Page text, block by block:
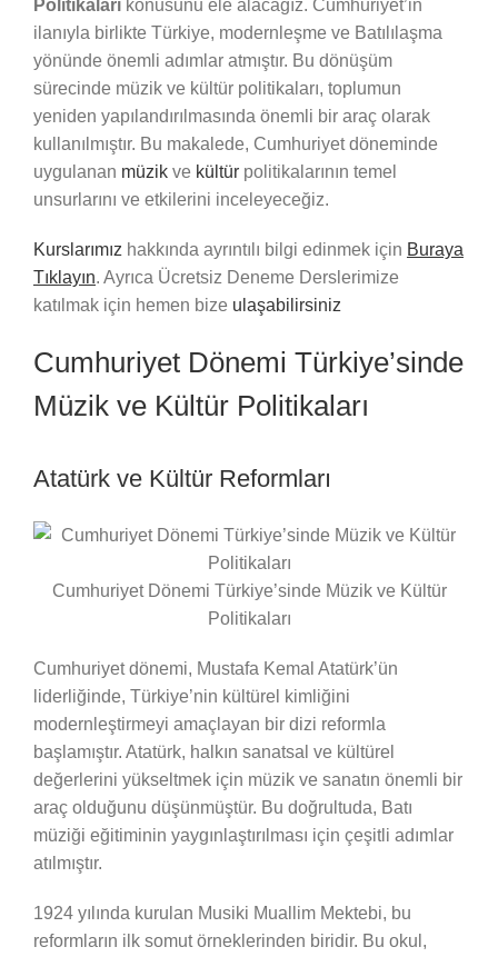
Politikalarıkonusunu ele alacağız. Cumhuriyet’in
ilanıyla birlikte Türkiye, modernleşme ve Batılılaşma
yönünde önemli adımlar atmıştır. Bu dönüşüm
sürecinde müzik ve kültür politikaları, toplumun
yeniden yapılandırılmasında önemli bir araç olarak
kullanılmıştır. Bu makalede, Cumhuriyet döneminde
uygulanan müzikve kültürpolitikalarının temel
unsurlarını ve etkilerini inceleyeceğiz.
Kurslarımız hakkında ayrıntılı bilgi edinmek için Buraya
Tıklayın. Ayrıca Ücretsiz Deneme Derslerimize
katılmak için hemen bize ulaşabilirsiniz
Cumhuriyet Dönemi Türkiye’sinde
Müzik ve Kültür Politikaları
Atatürk ve Kültür Reformları
Cumhuriyet Dönemi Türkiye’sinde Müzik ve Kültür
Politikaları
Cumhuriyet dönemi, Mustafa Kemal Atatürk’ün
liderliğinde, Türkiye’nin kültürel kimliğini
modernleştirmeyi amaçlayan bir dizi reformla
başlamıştır. Atatürk, halkın sanatsal ve kültürel
değerlerini yükseltmek için müzik ve sanatın önemli bir
araç olduğunu düşünmüştür. Bu doğrultuda, Batı
müziği eğitiminin yaygınlaştırılması için çeşitli adımlar
atılmıştır.
1924 yılında kurulan Musiki Muallim Mektebi, bu
reformların ilk somut örneklerinden biridir. Bu okul,